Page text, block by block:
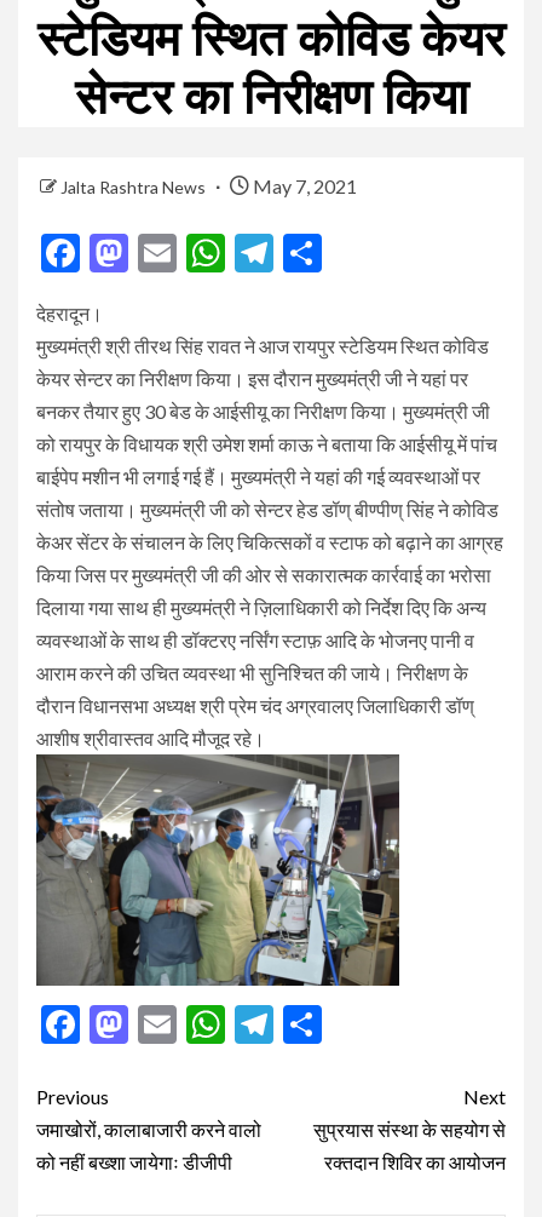
स्टेडियम स्थित कोविड केयर
सेन्टर का निरीक्षण किया
Jalta Rashtra News May 7, 2021
Facebook
Mastodon
EmailWhatsApp
Telegram
देहरादून।
मुख्यमंत्री श्री तीरथ सिंह रावत ने आज रायपुर स्टेडियम स्थित कोविड
केयर सेन्टर का निरीक्षण किया। इस दौरान मुख्यमंत्री जी ने यहां पर
बनकर तैयार हुए 30 बेड के आईसीयू का निरीक्षण किया। मुख्यमंत्री जी
को रायपुर के विधायक श्री उमेश शर्मा काऊ ने बताया कि आईसीयू में पांच
बाईपेप मशीन भी लगाई गई हैं। मुख्यमंत्री ने यहां की गई व्यवस्थाओं पर
संतोष जताया। मुख्यमंत्री जी को सेन्टर हेड डॉण् बीण्पीण् सिंह ने कोविड
केअर सेंटर के संचालन के लिए चिकित्सकों व स्टाफ को बढ़ाने का आग्रह
किया जिस पर मुख्यमंत्री जी की ओर से सकारात्मक कार्रवाई का भरोसा
दिलाया गया साथ ही मुख्यमंत्री ने ज़िलाधिकारी को निर्देश दिए कि अन्य
व्यवस्थाओं के साथ ही डॉक्टरए नर्सिंग स्टाफ़ आदि के भोजनए पानी व
आराम करने की उचित व्यवस्था भी सुनिश्चित की जाये। निरीक्षण के
दौरान विधानसभा अध्यक्ष श्री प्रेम चंद अग्रवालए जिलाधिकारी डॉण्
आशीष श्रीवास्तव आदि मौजूद रहे।
Facebook
Mastodon
EmailWhatsApp
Telegram
Post
navigation
Previous
जमाखोरों, कालाबाजारी करने वालो
को नहीं बख्शा जायेगाः डीजीपी
Next
सुप्रयास संस्था के सहयोग से
रक्तदान शिविर का आयोजन